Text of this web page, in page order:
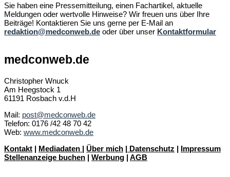
Sie haben eine Pressemitteilung, einen Fachartikel, aktuelle
Meldungen oder wertvolle Hinweise? Wir freuen uns über Ihre
Beiträge! Kontaktieren Sie uns gerne per E-Mail an
redaktion@medconweb.de oder über unser Kontaktformular
medconweb.de
Christopher Wnuck
Am Heegstock 1
61191 Rosbach v.d.H
Mail: post@medconweb.de
Telefon: 0176 /42 48 70 42
Web: www.medconweb.de
Kontakt | Mediadaten | Über mich | Datenschutz | Impressum
Stellenanzeige buchen | Werbung | AGB